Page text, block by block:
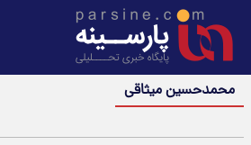
محمدحسین میثاقی